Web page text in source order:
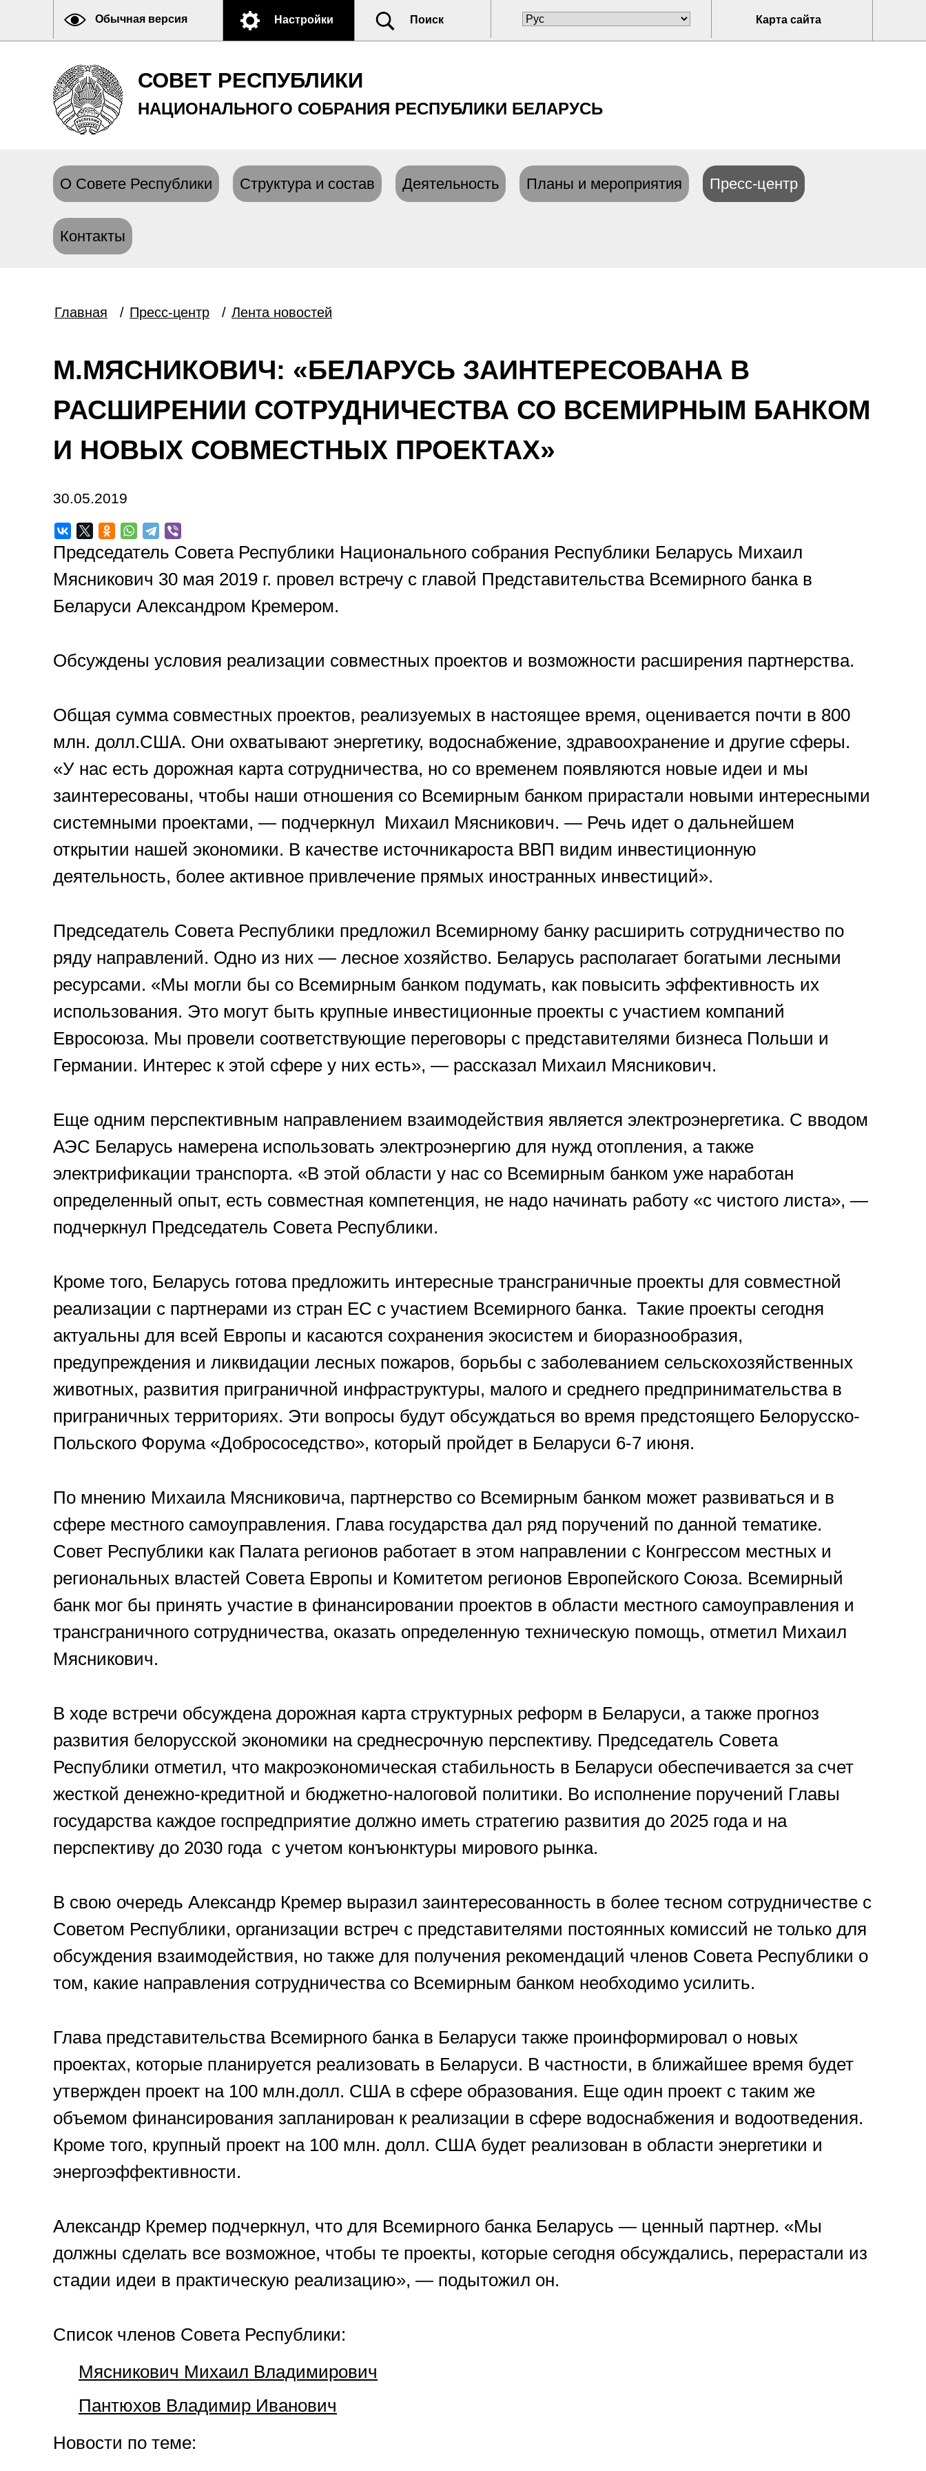
Обычная версия Настройки Поиск Карта сайта
СОВЕТ РЕСПУБЛИКИ
НАЦИОНАЛЬНОГО СОБРАНИЯ РЕСПУБЛИКИ БЕЛАРУСЬ
О Совете Республики Структура и состав Деятельность Планы и мероприятия Пресс-центр
Контакты
Главная / Пресс-центр / Лента новостей
М.МЯСНИКОВИЧ: «БЕЛАРУСЬ ЗАИНТЕРЕСОВАНА В
РАСШИРЕНИИ СОТРУДНИЧЕСТВА СО ВСЕМИРНЫМ БАНКОМ
И НОВЫХ СОВМЕСТНЫХ ПРОЕКТАХ»
30.05.2019
Председатель Совета Республики Национального собрания Республики Беларусь Михаил
Мясникович 30 мая 2019 г. провел встречу с главой Представительства Всемирного банка в
Беларуси Александром Кремером.
Обсуждены условия реализации совместных проектов и возможности расширения партнерства.
Общая сумма совместных проектов, реализуемых в настоящее время, оценивается почти в 800
млн. долл.США. Они охватывают энергетику, водоснабжение, здравоохранение и другие сферы.
«У нас есть дорожная карта сотрудничества, но со временем появляются новые идеи и мы
заинтересованы, чтобы наши отношения со Всемирным банком прирастали новыми интересными
системными проектами, — подчеркнул Михаил Мясникович. — Речь идет о дальнейшем
открытии нашей экономики. В качестве источникароста ВВП видим инвестиционную
деятельность, более активное привлечение прямых иностранных инвестиций».
Председатель Совета Республики предложил Всемирному банку расширить сотрудничество по
ряду направлений. Одно из них — лесное хозяйство. Беларусь располагает богатыми лесными
ресурсами. «Мы могли бы со Всемирным банком подумать, как повысить эффективность их
использования. Это могут быть крупные инвестиционные проекты с участием компаний
Евросоюза. Мы провели соответствующие переговоры с представителями бизнеса Польши и
Германии. Интерес к этой сфере у них есть», — рассказал Михаил Мясникович.
Еще одним перспективным направлением взаимодействия является электроэнергетика. С вводом
АЭС Беларусь намерена использовать электроэнергию для нужд отопления, а также
электрификации транспорта. «В этой области у нас со Всемирным банком уже наработан
определенный опыт, есть совместная компетенция, не надо начинать работу «с чистого листа», —
подчеркнул Председатель Совета Республики.
Кроме того, Беларусь готова предложить интересные трансграничные проекты для совместной
реализации с партнерами из стран ЕС с участием Всемирного банка. Такие проекты сегодня
актуальны для всей Европы и касаются сохранения экосистем и биоразнообразия,
предупреждения и ликвидации лесных пожаров, борьбы с заболеванием сельскохозяйственных
животных, развития приграничной инфраструктуры, малого и среднего предпринимательства в
приграничных территориях. Эти вопросы будут обсуждаться во время предстоящего Белорусско-
Польского Форума «Добрососедство», который пройдет в Беларуси 6-7 июня.
По мнению Михаила Мясниковича, партнерство со Всемирным банком может развиваться и в
сфере местного самоуправления. Глава государства дал ряд поручений по данной тематике.
Совет Республики как Палата регионов работает в этом направлении с Конгрессом местных и
региональных властей Совета Европы и Комитетом регионов Европейского Союза. Всемирный
банк мог бы принять участие в финансировании проектов в области местного самоуправления и
трансграничного сотрудничества, оказать определенную техническую помощь, отметил Михаил
Мясникович.
В ходе встречи обсуждена дорожная карта структурных реформ в Беларуси, а также прогноз
развития белорусской экономики на среднесрочную перспективу. Председатель Совета
Республики отметил, что макроэкономическая стабильность в Беларуси обеспечивается за счет
жесткой денежно-кредитной и бюджетно-налоговой политики. Во исполнение поручений Главы
государства каждое госпредприятие должно иметь стратегию развития до 2025 года и на
перспективу до 2030 года с учетом конъюнктуры мирового рынка.
В свою очередь Александр Кремер выразил заинтересованность в более тесном сотрудничестве с
Советом Республики, организации встреч с представителями постоянных комиссий не только для
обсуждения взаимодействия, но также для получения рекомендаций членов Совета Республики о
том, какие направления сотрудничества со Всемирным банком необходимо усилить.
Глава представительства Всемирного банка в Беларуси также проинформировал о новых
проектах, которые планируется реализовать в Беларуси. В частности, в ближайшее время будет
утвержден проект на 100 млн.долл. США в сфере образования. Еще один проект с таким же
объемом финансирования запланирован к реализации в сфере водоснабжения и водоотведения.
Кроме того, крупный проект на 100 млн. долл. США будет реализован в области энергетики и
энергоэффективности.
Александр Кремер подчеркнул, что для Всемирного банка Беларусь — ценный партнер. «Мы
должны сделать все возможное, чтобы те проекты, которые сегодня обсуждались, перерастали из
стадии идеи в практическую реализацию», — подытожил он.
Список членов Совета Республики:
Мясникович Михаил Владимирович
Пантюхов Владимир Иванович
Новости по теме: